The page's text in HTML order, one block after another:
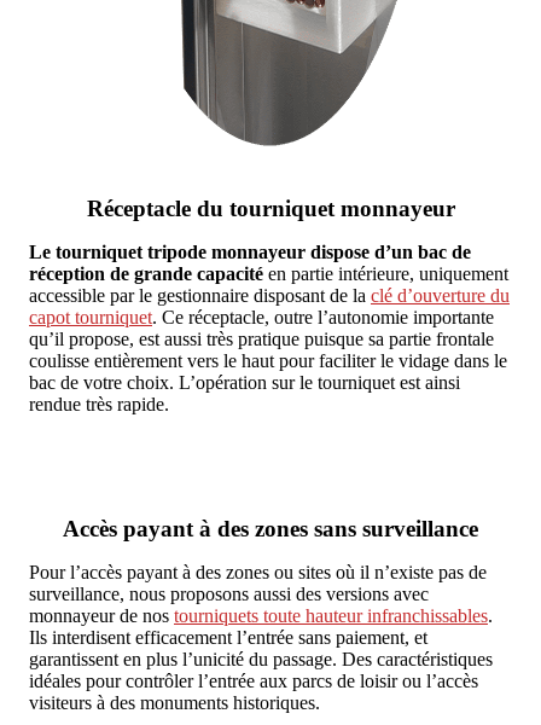
Réceptacle du tourniquet monnayeur
Le tourniquet tripode monnayeur dispose d’un bac de
réception de grande capacité en partie intérieure, uniquement
accessible par le gestionnaire disposant de la clé d’ouverture du
capot tourniquet. Ce réceptacle, outre l’autonomie importante
qu’il propose, est aussi très pratique puisque sa partie frontale
coulisse entièrement vers le haut pour faciliter le vidage dans le
bac de votre choix. L’opération sur le tourniquet est ainsi
rendue très rapide.
Accès payant à des zones sans surveillance
Pour l’accès payant à des zones ou sites où il n’existe pas de
surveillance, nous proposons aussi des versions avec
monnayeur de nos tourniquets toute hauteur infranchissables.
Ils interdisent efficacement l’entrée sans paiement, et
garantissent en plus l’unicité du passage. Des caractéristiques
idéales pour contrôler l’entrée aux parcs de loisir ou l’accès
visiteurs à des monuments historiques.